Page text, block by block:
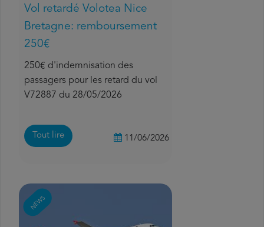
Vol retardé Volotea Nice
Bretagne: remboursement
250€
250€ d'indemnisation des
passagers pour les retard du vol
V72887 du 28/05/2026
Tout lire 11/06/2026
NEWS